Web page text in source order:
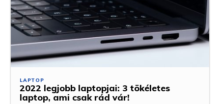
LAPTOP
2022 legjobb laptopjai: 3 tökéletes
laptop, ami csak rád vár!